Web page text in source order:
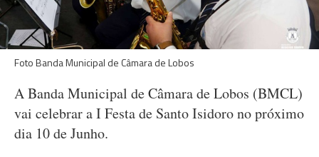
Foto Banda Municipal de Câmara de Lobos
A Banda Municipal de Câmara de Lobos (BMCL)
vai celebrar a I Festa de Santo Isidoro no próximo
dia 10 de Junho.